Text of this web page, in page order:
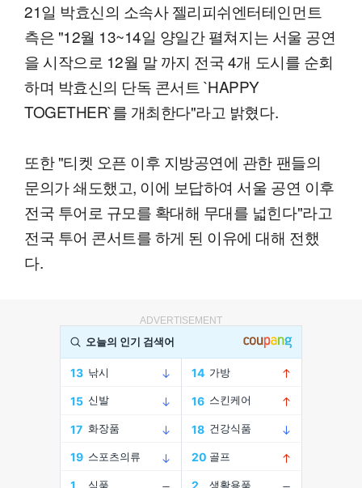
21일 박효신의 소속사 젤리피쉬엔터테인먼트
측은 "12월 13~14일 양일간 펼쳐지는 서울 공연
을 시작으로 12월 말 까지 전국 4개 도시를 순회
하며 박효신의 단독 콘서트 `HAPPY
TOGETHER`를 개최한다"라고 밝혔다.
또한 "티켓 오픈 이후 지방공연에 관한 팬들의
문의가 쇄도했고, 이에 보답하여 서울 공연 이후
전국 투어로 규모를 확대해 무대를 넓힌다"라고
전국 투어 콘서트를 하게 된 이유에 대해 전했
다.
ADVERTISEMENT